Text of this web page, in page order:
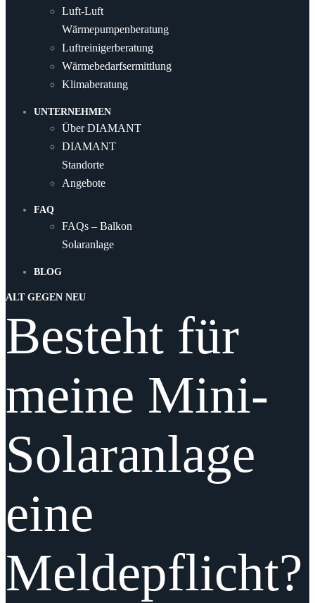
Luft-Luft
Wärmepumpenberatung
Luftreinigerberatung
Wärmebedarfsermittlung
Klimaberatung
UNTERNEHMEN
Über DIAMANT
DIAMANT
Standorte
Angebote
FAQ
FAQs – Balkon
Solaranlage
BLOG
ALT GEGEN NEU
Besteht für
meine Mini-
Solaranlage
eine
Meldepflicht?